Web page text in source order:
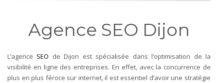
Agence SEO Dijon
L’agence SEO de Dijon est spécialisée dans l’optimisation de la
visibilité en ligne des entreprises. En effet, avec la concurrence de
plus en plus féroce sur internet, il est essentiel d’avoir une stratégie